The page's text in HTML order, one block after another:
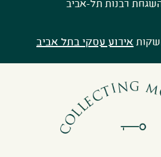
רבנות תל-אביב
אירוע עסקי בתל אביב